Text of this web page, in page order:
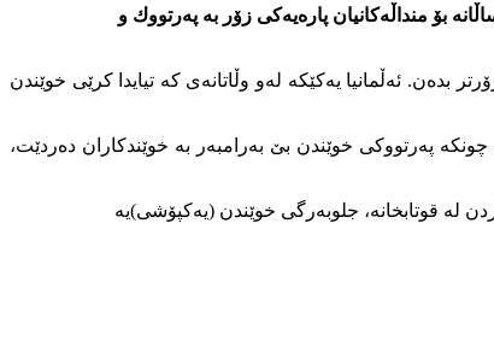
بۆ منداڵەكانیان پارەیەكی زۆر بە پەرتووك و
بدەن. ئەڵمانیا یەكێكە لەو وڵاتانەی كە تیایدا كرێی خوێندن
(211) یۆرۆ وەك كرێی خوێندن بە حكوومەت دەدەن، چونكە پەرتووكی خوێندن بێ بەرامبەر بە خوێندكاران دەردێت،
لە قوتابخانە، جلوبەرگی خوێندن (یەكپۆشی)یە